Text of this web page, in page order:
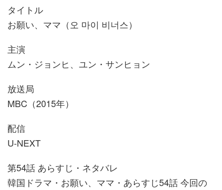
タイトル
お願い、ママ（오 마이 비너스）
主演
ムン・ジョンヒ、ユン・サンヒョン
放送局
MBC（2015年）
配信
U-NEXT
第54話 あらすじ・ネタバレ
韓国ドラマ・お願い、ママ・あらすじ54話 今回の